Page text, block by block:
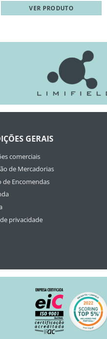
VER PRODUTO
GERAIS
comerciais
de Mercadorias
de Encomendas
privacidade